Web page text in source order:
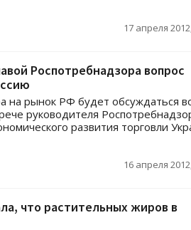
17 апреля
Роспотребнадзора вопрос
на рынок РФ будет обсуждаться
руководителя
развития торговли
16 апреля
что растительных жиров в